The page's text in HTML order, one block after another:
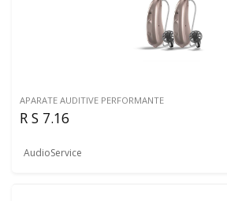
APARATE AUDITIVE PERFORMANTE
R S 7.16
AudioService